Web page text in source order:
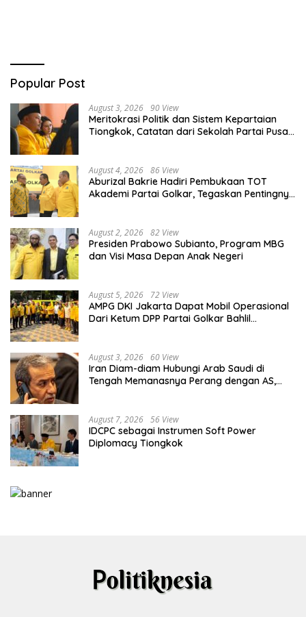
Popular Post
August 3, 2026 90 View
Meritokrasi Politik dan Sistem Kepartaian
Tiongkok, Catatan dari Sekolah Partai Pusat
August 4, 2026 86 View
Aburizal Bakrie Hadiri Pembukaan TOT
Akademi Partai Golkar, Tegaskan Pentingnya
August 2, 2026 82 View
Presiden Prabowo Subianto, Program MBG
dan Visi Masa Depan Anak Negeri
August 5, 2026 72 View
AMPG DKI Jakarta Dapat Mobil Operasional
Dari Ketum DPP Partai Golkar Bahlil
August 3, 2026 60 View
Iran Diam-diam Hubungi Arab Saudi di
Tengah Memanasnya Perang dengan AS,
August 7, 2026 56 View
IDCPC sebagai Instrumen Soft Power
Diplomacy Tiongkok